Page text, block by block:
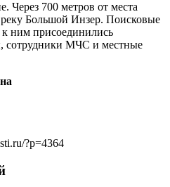
Через 700 метров от места
Большой Инзер. Поисковые
ним присоединились
сотрудники МЧС и местные
?p=4364